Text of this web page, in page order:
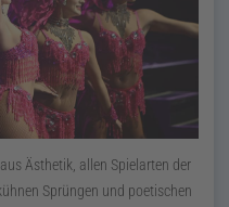
Ästhetik, allen Spielarten der
Sprüngen und poetischen